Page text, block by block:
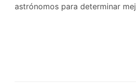
astrónomos para determinar